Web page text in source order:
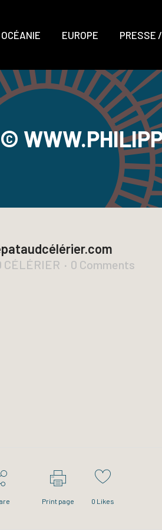
OCÉANIE EUROPE PRESSE
CÉLÉRIER 0 Comments
Print page 0 Likes